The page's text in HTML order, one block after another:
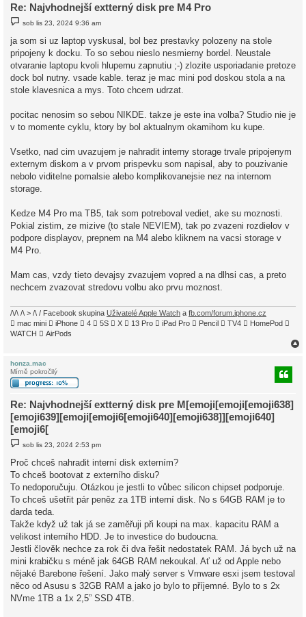
Re: Najvhodnejší extterný disk pre M4 Pro
s
p
ě
v
e
k
sob lis 23, 2024 9:36 am
ja som si uz laptop vyskusal, bol bez prestavky polozeny na stole
pripojeny k docku. To so sebou nieslo nesmierny bordel. Neustale
otvaranie laptopu kvoli hlupemu zapnutiu ;-) zlozite usporiadanie pretoze
dock bol nutny. vsade kable. teraz je mac mini pod doskou stola a na
stole klavesnica a mys. Toto chcem udrzat.
pocitac nenosim so sebou NIKDE. takze je este ina volba? Studio nie je
v to momente cyklu, ktory by bol aktualnym okamihom ku kupe.
Vsetko, nad cim uvazujem je nahradit interny storage trvale pripojenym
externym diskom a v prvom prispevku som napisal, aby to pouzivanie
nebolo viditelne pomalsie alebo komplikovanejsie nez na internom
storage.
Kedze M4 Pro ma TB5, tak som potreboval vediet, ake su moznosti.
Pokial zistim, ze mizive (to stale NEVIEM), tak po zvazeni rozdielov v
podpore displayov, prepnem na M4 alebo kliknem na vacsi storage v
M4 Pro.
Mam cas, vzdy tieto devajsy zvazujem vopred a na dlhsi cas, a preto
nechcem zvazovat stredovu volbu ako prvu moznost.
/\/\ /\ > /\ / Facebook skupina Uživatelé Apple Watch a fb.com/forum.iphone.cz
 mac mini  iPhone  4  5S  X  13 Pro  iPad Pro  Pencil  TV4  HomePod 
WATCH  AirPods
honza.mac
Mírně pokročilý
Re: Najvhodnejší extterný disk pre M[emoji[emoji[emoji638]
[emoji639][emoji[emoji6[emoji640][emoji638]][emoji640]
[emoji6[
s
p
v
e
sob lis 23, 2024 2:53 pm
Proč chceš nahradit interní disk externím?
To chceš bootovat z externího disku?
To nedoporučuju. Otázkou je jestli to vůbec silicon chipset podporuje.
To chceš ušetřit pár peněz za 1TB interní disk. No s 64GB RAM je to
darda teda.
Takže když už tak já se zaměřuji při koupi na max. kapacitu RAM a
velikost interního HDD. Je to investice do budoucna.
Jestli člověk nechce za rok či dva řešit nedostatek RAM. Já bych už na
mini krabičku s méně jak 64GB RAM nekoukal. Ať už od Apple nebo
nějaké Barebone řešení. Jako malý server s Vmware esxi jsem testoval
něco od Asusu s 32GB RAM a jako jo bylo to příjemné. Bylo to s 2x
NVme 1TB a 1x 2,5” SSD 4TB.